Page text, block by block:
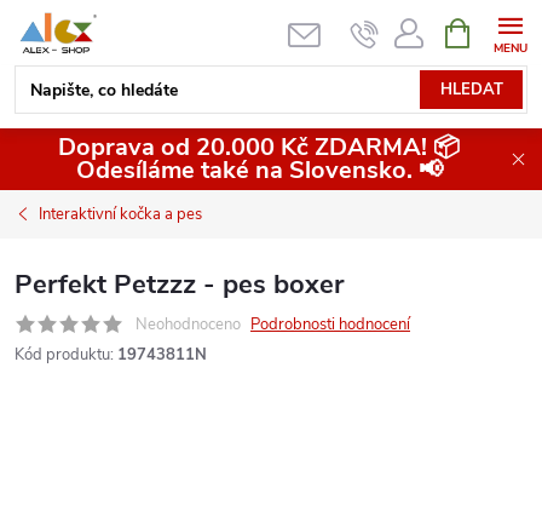
obsah
HLEDAT
NÁKUPNÍ
KOŠÍK
Doprava od 20.000 Kč ZDARMA! 📦
Odesíláme také na Slovensko. 📢
Interaktivní kočka a pes
Perfekt Petzzz - pes boxer
Neohodnoceno Podrobnosti hodnocení
Kód produktu: 19743811N